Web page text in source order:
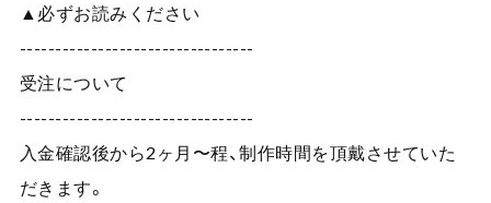
▲必ずお読みください
---------------------------------
受注について
---------------------------------
入金確認後から2ヶ月〜程、制作時間を頂戴させていた
だきます。